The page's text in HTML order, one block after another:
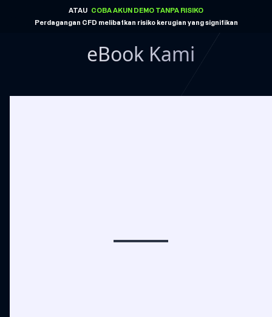
ATAU
COBA AKUN DEMO TANPA RISIKO
Perdagangan CFD melibatkan risiko kerugian yang signifikan
eBook Kami